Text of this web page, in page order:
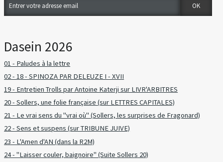
Dasein 2026
01 - Paludes à la lettre
02 - 18 - SPINOZA PAR DELEUZE I - XVII
19 - Entretien Trolls par Antoine Katerji sur LIVR'ARBITRES
20 - Sollers, une folie française (sur LETTRES CAPITALES)
21 - Le vrai sens du "vrai où" (Sollers, les surprises de Fragonard)
22 - Sens et suspens (sur TRIBUNE JUIVE)
23 - L'Amen d'AN (dans la R2M)
24 - "Laisser couler, baignoire" (Suite Sollers 20)